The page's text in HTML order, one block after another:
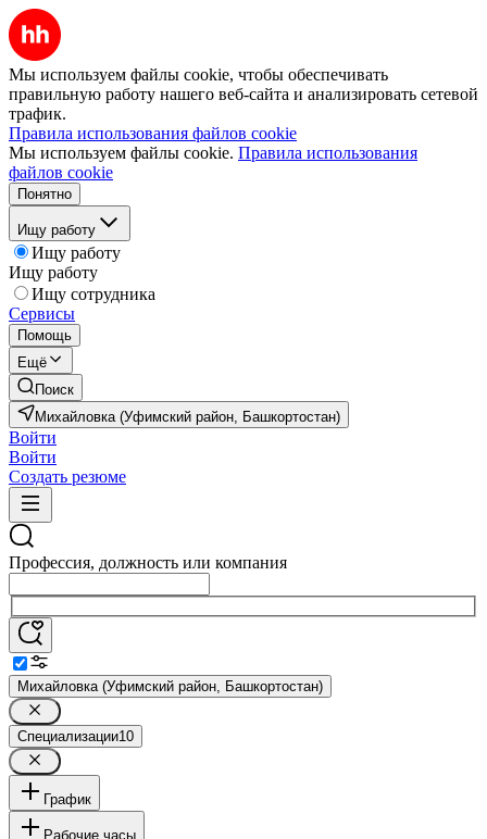
Мы используем файлы cookie, чтобы обеспечивать
правильную работу нашего веб-сайта и анализировать сетевой
трафик.
Правила использования файлов cookie
Мы используем файлы cookie. Правила использования
файлов cookie
Понятно
Ищу работу
Ищу работу
Ищу работу
Ищу сотрудника
Сервисы
Помощь
Ещё
Поиск
Михайловка (Уфимский район, Башкортостан)
Войти
Войти
Создать резюме
Профессия, должность или компания
Михайловка (Уфимский район, Башкортостан)
Специализации10
График
Рабочие часы